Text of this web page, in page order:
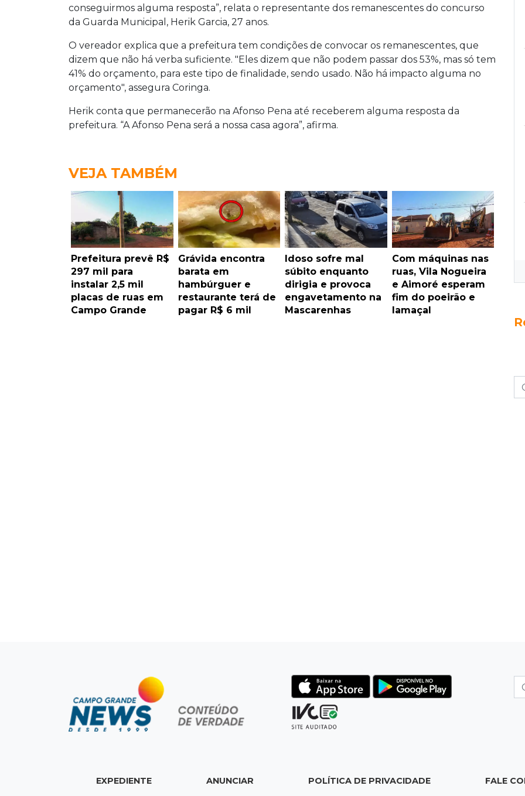
conseguirmos alguma resposta”, relata o representante dos remanescentes do concurso
da Guarda Municipal, Herik Garcia, 27 anos.
O vereador explica que a prefeitura tem condições de convocar os remanescentes, que
dizem que não há verba suficiente. "Eles dizem que não podem passar dos 53%, mas só tem
41% do orçamento, para este tipo de finalidade, sendo usado. Não há impacto alguma no
orçamento", assegura Coringa.
Herik conta que permanecerão na Afonso Pena até receberem alguma resposta da
prefeitura. “A Afonso Pena será a nossa casa agora”, afirma.
VEJA TAMBÉM
Prefeitura prevê R$
297 mil para
instalar 2,5 mil
placas de ruas em
Campo Grande
Grávida encontra
barata em
hambúrguer e
restaurante terá de
pagar R$ 6 mil
Idoso sofre mal
súbito enquanto
dirigia e provoca
engavetamento na
Mascarenhas
Com máquinas nas
ruas, Vila Nogueira
e Aimoré esperam
fim do poeirão e
lamaçal
EXPEDIENTE ANUNCIAR POLÍTICA DE PRIVACIDADE FALE